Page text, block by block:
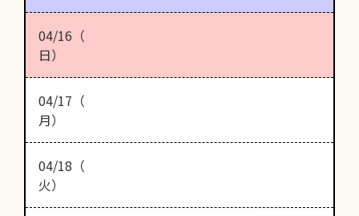
04/16（
日）
04/17（
月）
04/18（
火）